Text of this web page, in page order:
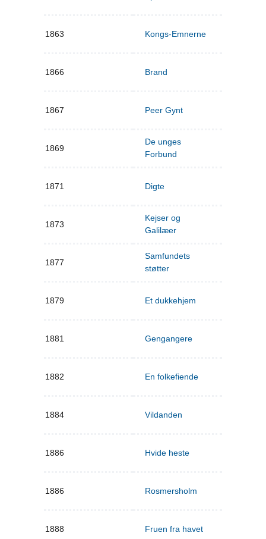
1863 Kongs-Emnerne
1866 Brand
1867 Peer Gynt
1869
De unges
Forbund
1871 Digte
1873
Kejser og
Galilæer
1877
Samfundets
støtter
1879 Et dukkehjem
1881 Gengangere
1882 En folkefiende
1884 Vildanden
1886 Hvide heste
1886 Rosmersholm
1888 Fruen fra havet